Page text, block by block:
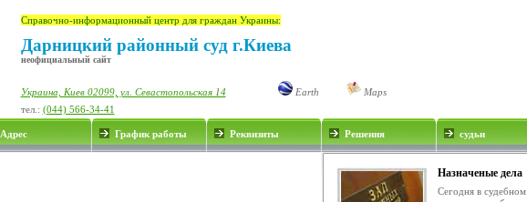
Справочно-информационный центр для граждан Украины:
Дарницкий районный суд г.Киева
неофициальный сайт
Украина, Киев 02099, ул. Севастопольская 14 Earth
Maps
тел.: (044) 566-34-41
Адрес График работы Реквизиты Решения судьи
Назначеные дела
Сегодня в судебном